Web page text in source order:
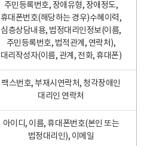
주민등록번호, 장애유형, 장애정도,
휴대폰번호(해당하는 경우)수혜이력,
심층상담내용, 법정대리인정보(이름,
주민등록번호, 법적관계, 연락처),
대리작성자(이름, 관계, 전화, 휴대폰)
팩스번호, 부재시연락처, 청각장애인
대리인 연락처
아이디, 이름, 휴대폰번호(본인 또는
법정대리인), 이메일